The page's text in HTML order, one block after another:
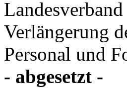
Verlängerung
Personal und
- abgesetzt -